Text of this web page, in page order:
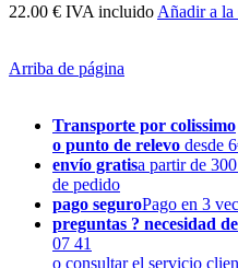
22.00 € IVA incluido Añadir a la
Arriba de página
Transporte por colissimo
o punto de relevo desde
envío gratisa partir de
de pedido
pago seguroPago en 3
preguntas ? necesidad
07 41
o consultar el servicio